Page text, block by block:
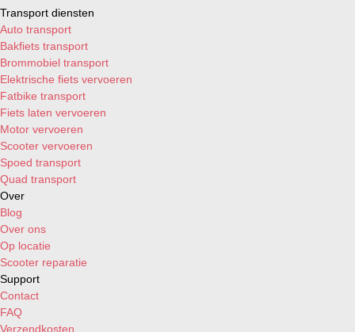
Transport diensten
Auto transport
Bakfiets transport
Brommobiel transport
Elektrische fiets vervoeren
Fatbike transport
Fiets laten vervoeren
Motor vervoeren
Scooter vervoeren
Spoed transport
Quad transport
Over
Blog
Over ons
Op locatie
Scooter reparatie
Support
Contact
FAQ
Verzendkosten